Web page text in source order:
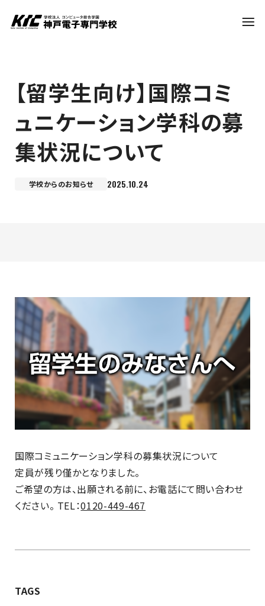
学科・コース
訪問者別
就職・資格
+プラスラボ
1日最大2つの学科説明＆体験授業
オープン
キャンパス
神戸電子をもっと知る
資料請求は
こちら
【留学生向け】国際コミ
ュニケーション学科の募
集状況について
学校からのお知らせ 2025.10.24
国際コミュニケーション学科の募集状況について
定員が残り僅かとなりました。
ご希望の方は、出願される前に、お電話にて問い合わせ
ください。 TEL：0120-449-467
TAGS